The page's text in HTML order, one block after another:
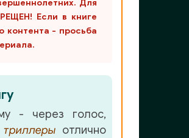
Для
Если в книге
контента - просьба
- через голос,
отлично